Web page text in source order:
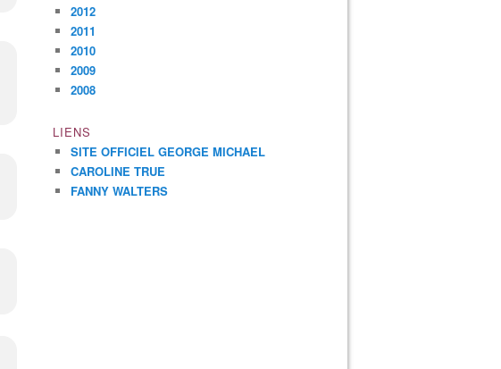
2012
2011
2010
2009
2008
LIENS
SITE OFFICIEL GEORGE MICHAEL
CAROLINE TRUE
FANNY WALTERS